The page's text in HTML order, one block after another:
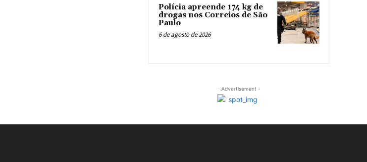
Polícia apreende 174 kg de
drogas nos Correios de São
Paulo
6 de agosto de 2026
- Advertisement -